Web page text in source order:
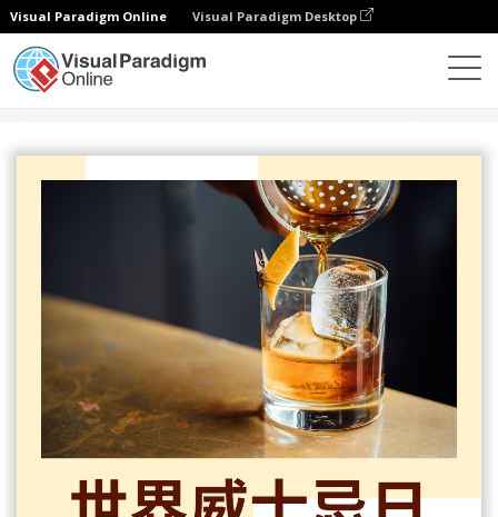
Visual Paradigm Online Visual Paradigm Desktop